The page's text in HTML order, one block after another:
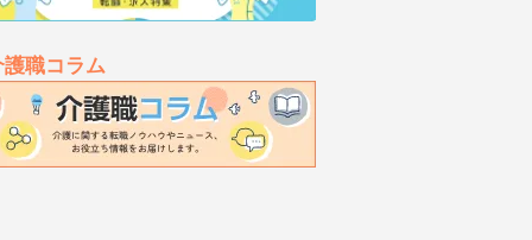
護職コラム